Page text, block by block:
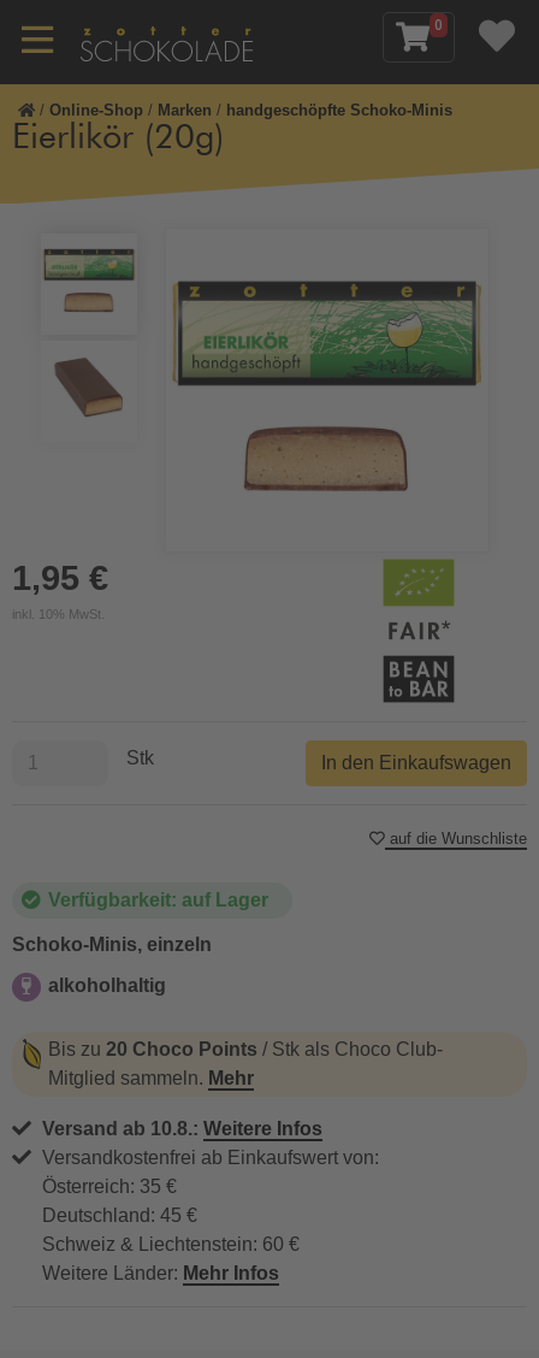
0
/ Online-Shop / Marken / handgeschöpfte Schoko-Minis
Eierlikör (20g)
1,95 €
inkl. 10% MwSt.
Verfügbarkeit: auf Lager
Schoko-Minis, einzeln
alkoholhaltig
Bis zu 20 Choco Points / Stk als Choco Club-
Mitglied sammeln. Mehr
Versand ab 10.8.: Weitere Infos
Versandkostenfrei ab Einkaufswert von:
Österreich: 35 €
Deutschland: 45 €
Schweiz & Liechtenstein: 60 €
Weitere Länder: Mehr Infos
Stk In den Einkaufswagen
auf die Wunschliste